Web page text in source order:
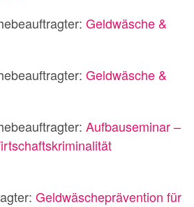
Geldwäsche &
Geldwäsche &
Aufbauseminar –
Geldwäscheprävention für